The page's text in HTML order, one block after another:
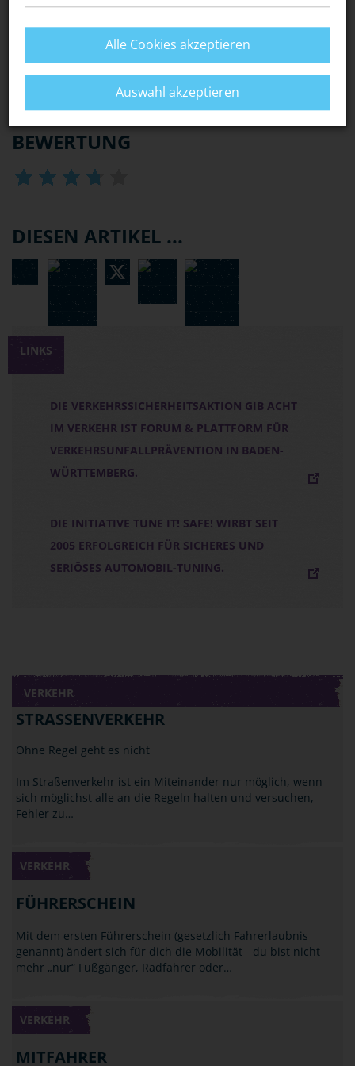
MASCHINE EINEN UNFALL HABE?
BEWERTUNG
DIESEN ARTIKEL ...
LINKS
DIE VERKEHRSSICHERHEITSAKTION GIB ACHT
IM VERKEHR IST FORUM & PLATTFORM FÜR
VERKEHRSUNFALLPRÄVENTION IN BADEN-
WÜRTTEMBERG.
DIE INITIATIVE TUNE IT! SAFE! WIRBT SEIT
2005 ERFOLGREICH FÜR SICHERES UND
SERIÖSES AUTOMOBIL-TUNING.
VERKEHR
STRASSENVERKEHR
Ohne Regel geht es nicht
Im Straßenverkehr ist ein Miteinander nur möglich, wenn
sich möglichst alle an die Regeln halten und versuchen,
Fehler zu…
VERKEHR
FÜHRERSCHEIN
Mit dem ersten Führerschein (gesetzlich Fahrerlaubnis
genannt) ändert sich für dich die Mobilität - du bist nicht
mehr „nur“ Fußgänger, Radfahrer oder…
VERKEHR
MITFAHRER
Alle Cookies akzeptieren
Auswahl akzeptieren